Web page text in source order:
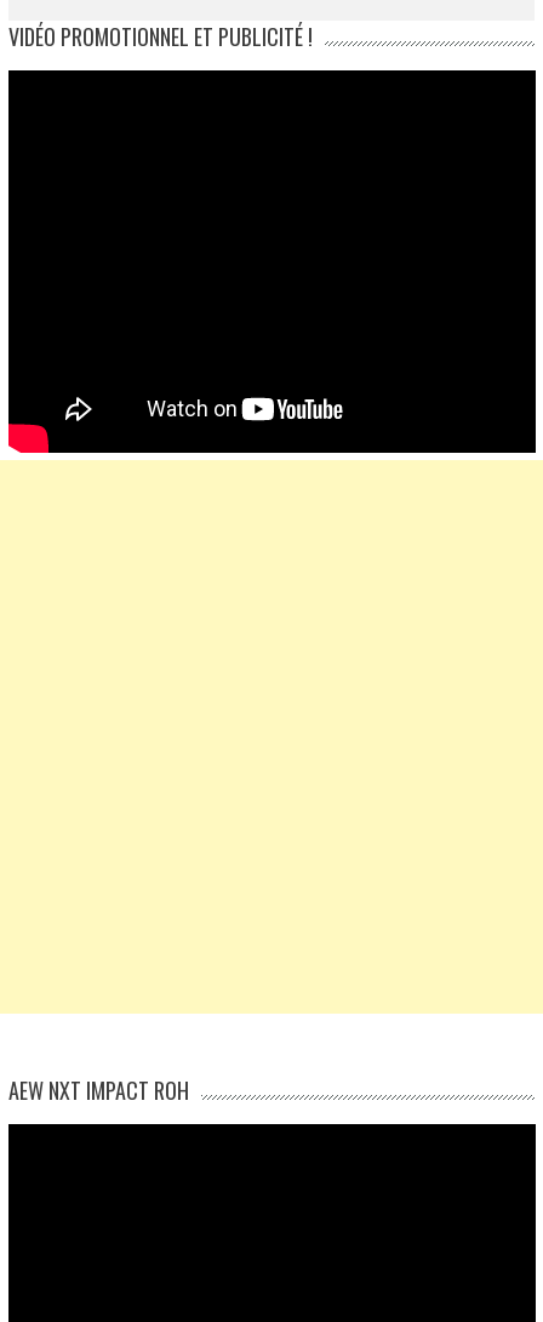
VIDÉO PROMOTIONNEL ET PUBLICITÉ !
AEW NXT IMPACT ROH